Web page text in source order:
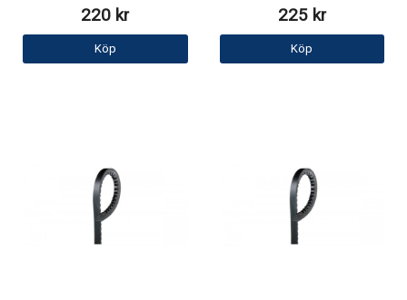
220 kr
Köp
225 kr
Köp